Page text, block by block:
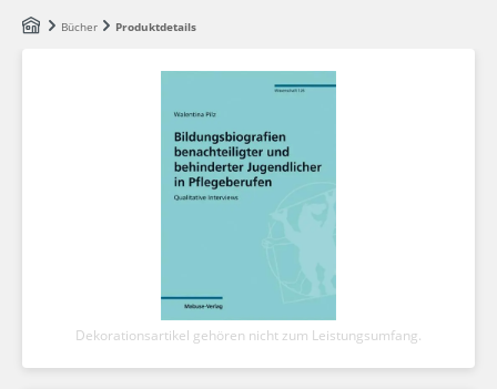
Zum Hauptinhalt springen
Bücher Produktdetails
Dekorationsartikel gehören nicht zum Leistungsumfang.